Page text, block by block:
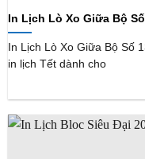
In Lịch Lò Xo Giữa Bộ
In Lịch Lò Xo Giữa Bộ Số
in lịch Tết dành cho